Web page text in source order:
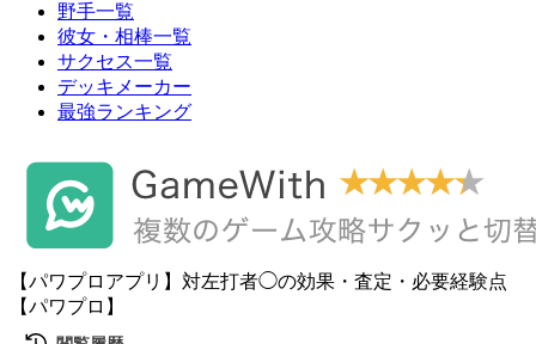
野手一覧
彼女・相棒一覧
サクセス一覧
デッキメーカー
最強ランキング
【パワプロアプリ】対左打者◯の効果・査定・必要経験点
【パワプロ】